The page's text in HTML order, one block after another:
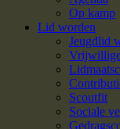
Op kamp
Lid worden
Jeugdlid
Scoutfit
Sociale